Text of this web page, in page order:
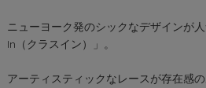
ニューヨーク発のシックなデザインが
In（クラスイン）」。
アーティスティックなレースが存在感